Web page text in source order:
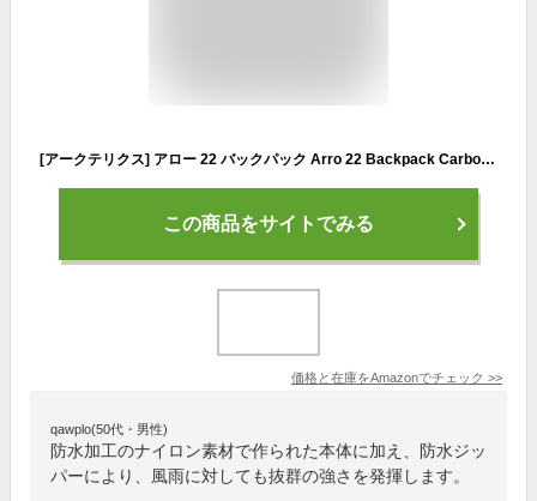
[アークテリクス] アロー 22 バックパック Arro 22 Backpack Carbon Copy 24016
この商品をサイトでみる
価格と在庫をAmazonでチェック >>
qawplo(50代・男性)
防水加工のナイロン素材で作られた本体に加え、防水ジッ
パーにより、風雨に対しても抜群の強さを発揮します。